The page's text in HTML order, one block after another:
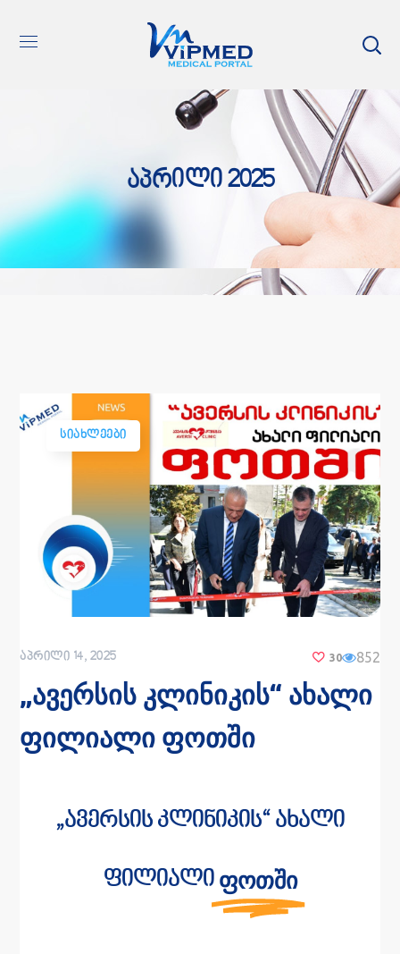
Აპრილი 2025
ᲡᲘᲐᲮᲚᲔᲔᲑᲘ
ᲐᲞᲠᲘᲚᲘ 14, 2025 30 852
„ავერსის კლინიკის“ ახალი
ფილიალი ფოთში
„ავერსის კლინიკის“ ახალი
ფილიალი ფოთში